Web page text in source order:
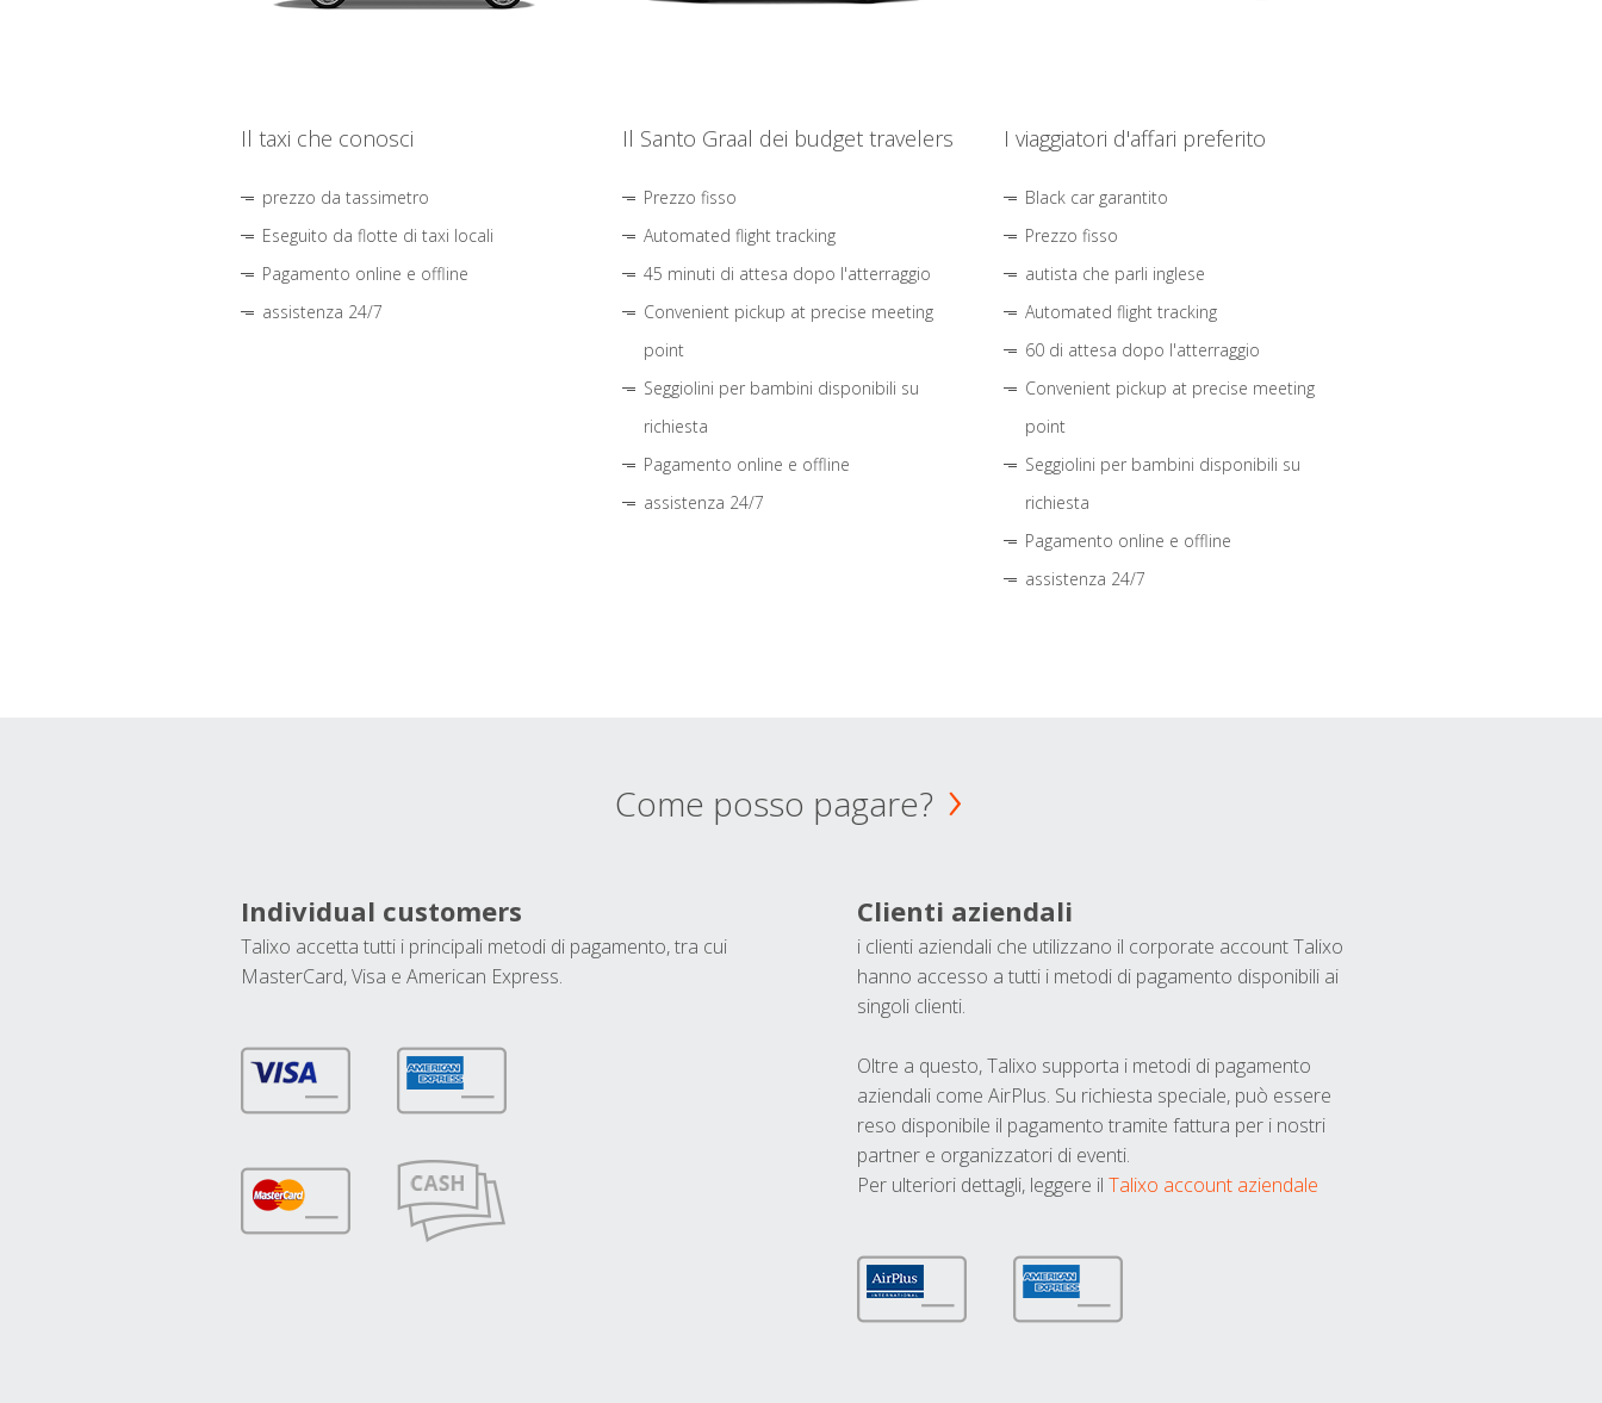
Il taxi che conosci
prezzo da tassimetro
Eseguito da flotte di taxi locali
Pagamento online e offline
assistenza 24/7
Il Santo Graal dei budget travelers
Prezzo fisso
Automated flight tracking
45 minuti di attesa dopo l'atterraggio
Convenient pickup at precise meeting
point
Seggiolini per bambini disponibili su
richiesta
Pagamento online e offline
assistenza 24/7
I viaggiatori d'affari preferito
Black car garantito
Prezzo fisso
autista che parli inglese
Automated flight tracking
60 di attesa dopo l'atterraggio
Convenient pickup at precise meeting
point
Seggiolini per bambini disponibili su
richiesta
Pagamento online e offline
assistenza 24/7
Come posso pagare?
Individual customers
Talixo accetta tutti i principali metodi di pagamento, tra cui
MasterCard, Visa e American Express.
Clienti aziendali
i clienti aziendali che utilizzano il corporate account Talixo
hanno accesso a tutti i metodi di pagamento disponibili ai
singoli clienti.
Oltre a questo, Talixo supporta i metodi di pagamento
aziendali come AirPlus. Su richiesta speciale, può essere
reso disponibile il pagamento tramite fattura per i nostri
partner e organizzatori di eventi.
Per ulteriori dettagli, leggere il Talixo account aziendale